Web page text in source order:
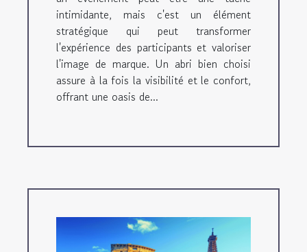
intimidante, mais c'est un élément
stratégique qui peut transformer
l'expérience des participants et valoriser
l'image de marque. Un abri bien choisi
assure à la fois la visibilité et le confort,
offrant une oasis de...